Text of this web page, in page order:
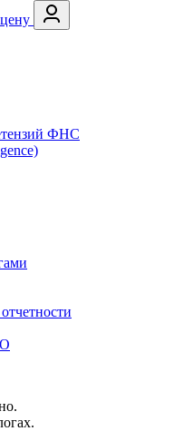
ФНС